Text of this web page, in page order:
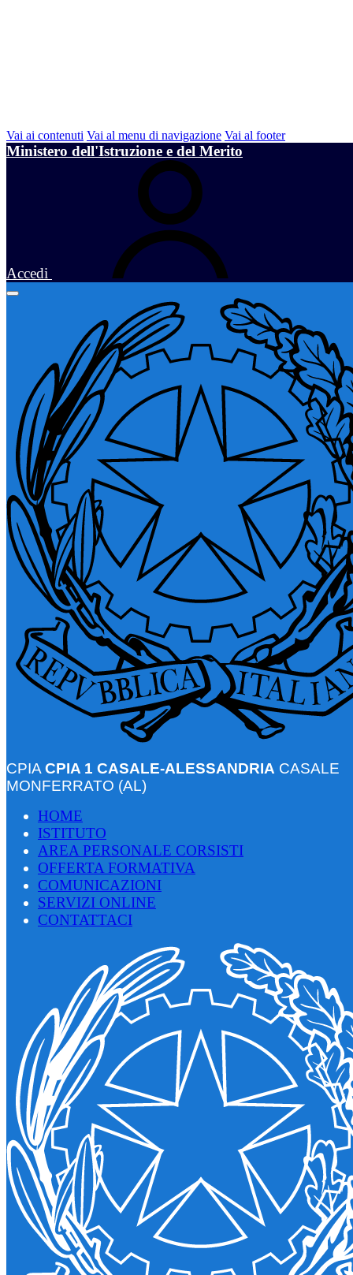
Vai ai contenuti Vai al menu di navigazione Vai al footer
Ministero dell'Istruzione e del Merito
Accedi
CPIA CPIA 1 CASALE-ALESSANDRIA CASALE
MONFERRATO (AL)
HOME
ISTITUTO
AREA PERSONALE CORSISTI
OFFERTA FORMATIVA
COMUNICAZIONI
SERVIZI ONLINE
CONTATTACI